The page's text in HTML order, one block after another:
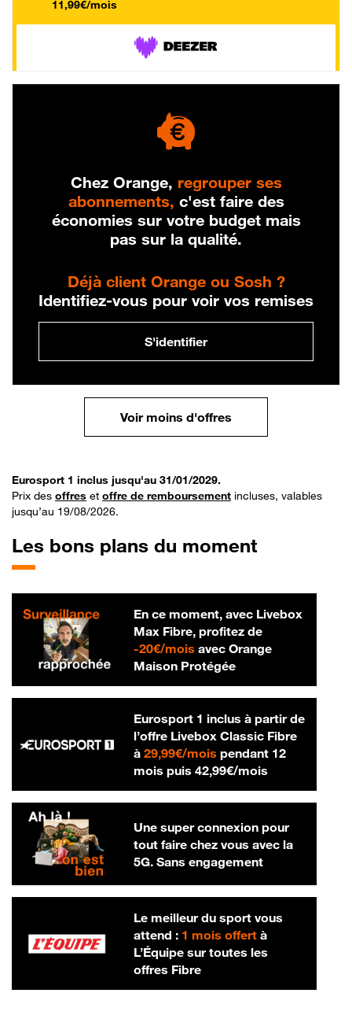
11,99€/mois
Chez Orange, regrouper ses
abonnements, c'est faire des
économies sur votre budget mais
pas sur la qualité.
Déjà client Orange ou Sosh ?
Identifiez-vous pour voir vos remises
S'identifier
Voir moins d'offres
Eurosport 1 inclus jusqu'au 31/01/2029.
Prix des offres et offre de remboursement incluses, valables
jusqu’au 19/08/2026.
Les bons plans du moment
En ce moment, avec Livebox
Max Fibre, profitez de
-20€/mois20 € par mois
avec Orange
Maison Protégée
Eurosport 1 inclus à partir de
l’offre Livebox Classic Fibre
à 29,99€/mois29,99 € par mois
pendant 12
mois puis 42,99€/mois42,99 € par
Une super connexion pour
tout faire chez vous avec la
5G. Sans engagement
Le meilleur du sport vous
attend : 1 mois offertà
L’Équipe sur toutes les
offres Fibre